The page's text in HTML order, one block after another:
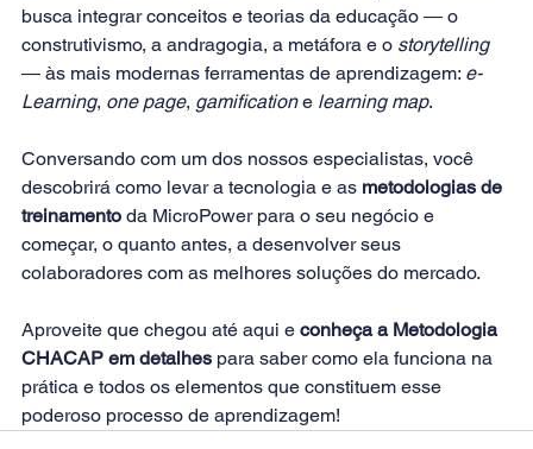
busca integrar conceitos e teorias da educação ― o
construtivismo, a andragogia, a metáfora e o storytelling
― às mais modernas ferramentas de aprendizagem: e-
Learning, one page, gamification e learning map.
Conversando com um dos nossos especialistas, você
descobrirá como levar a tecnologia e as metodologias de
treinamento da MicroPower para o seu negócio e
começar, o quanto antes, a desenvolver seus
colaboradores com as melhores soluções do mercado.
Aproveite que chegou até aqui e conheça a Metodologia
CHACAP em detalhes para saber como ela funciona na
prática e todos os elementos que constituem esse
poderoso processo de aprendizagem!